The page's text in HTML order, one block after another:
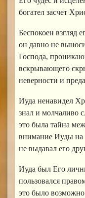
богател засчет
Беспокоен взгляд
он давно не
Господа,
вскрывающего
неверности и
Иуда ненавидел
знал и молчаливо
это была тайна
внимание Иуды на
не выдавал его
Иуда был Его
пользовался
это было